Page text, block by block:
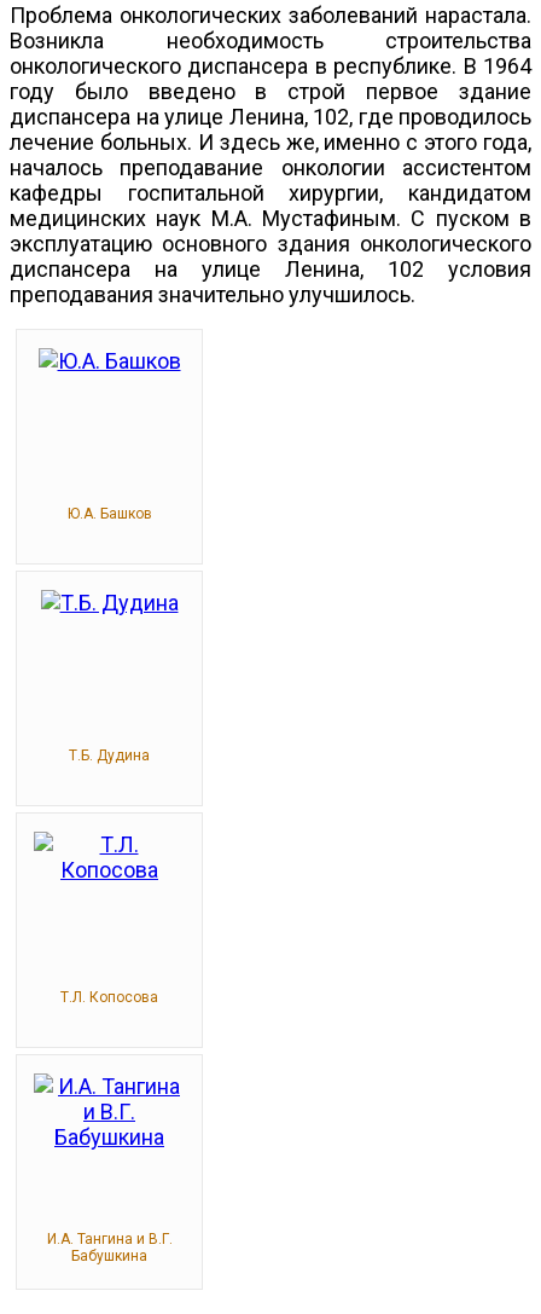
Проблема онкологических заболеваний нарастала.
Возникла необходимость строительства
онкологического диспансера в республике. В 1964
году было введено в строй первое здание
диспансера на улице Ленина, 102, где проводилось
лечение больных. И здесь же, именно с этого года,
началось преподавание онкологии ассистентом
кафедры госпитальной хирургии, кандидатом
медицинских наук М.А. Мустафиным. С пуском в
эксплуатацию основного здания онкологического
диспансера на улице Ленина, 102 условия
преподавания значительно улучшилось.
Ю.А. Башков
Т.Б. Дудина
Т.Л. Копосова
И.А. Тангина и В.Г.
Бабушкина